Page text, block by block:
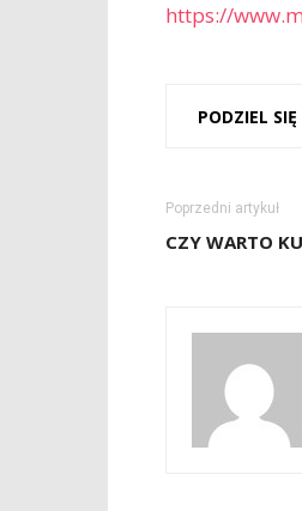
https://
PODZIEL SIĘ
Poprzedni artykuł
CZY WARTO